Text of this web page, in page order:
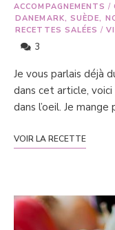
ACCOMPAGNEMENTS /
DANEMARK, SUÈDE,
RECETTES SALÉES /
3
Je vous parlais déjà
dans cet article,
dans l’oeil. Je mange
VOIR LA RECETTE